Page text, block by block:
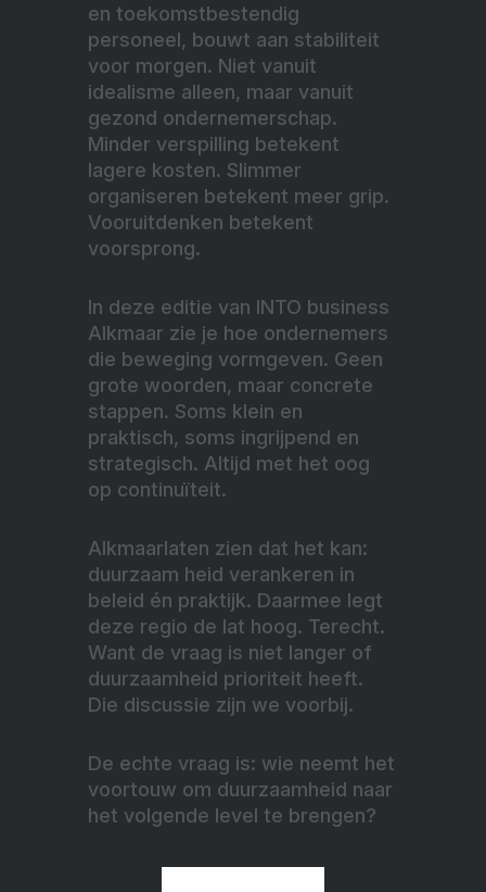
en toekomstbestendig
personeel, bouwt aan stabiliteit
voor morgen. Niet vanuit
idealisme alleen, maar vanuit
gezond ondernemerschap.
Minder verspilling betekent
lagere kosten. Slimmer
organiseren betekent meer grip.
Vooruitdenken betekent
voorsprong.
In deze editie van INTO business
Alkmaar zie je hoe ondernemers
die beweging vormgeven. Geen
grote woorden, maar concrete
stappen. Soms klein en
praktisch, soms ingrijpend en
strategisch. Altijd met het oog
op continuïteit.
Alkmaarlaten zien dat het kan:
duurzaam heid verankeren in
beleid én praktijk. Daarmee legt
deze regio de lat hoog. Terecht.
Want de vraag is niet langer of
duurzaamheid prioriteit heeft.
Die discussie zijn we voorbij.
De echte vraag is: wie neemt het
voortouw om duurzaamheid naar
het volgende level te brengen?